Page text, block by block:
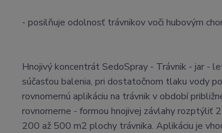
- posilňuje odolnosť trávnikov voči hubovým
Hnojivý koncentrát SedoSpray - Trávnik - jar -
súčasťou balenia, pri dostatočnom tlaku vody
rovnomernú aplikáciu na trávnik v období
rovnomerne - formou hnojivej závlahy rozptýliť
200 až 500 m2 plochy trávnika. Aplikáciu je